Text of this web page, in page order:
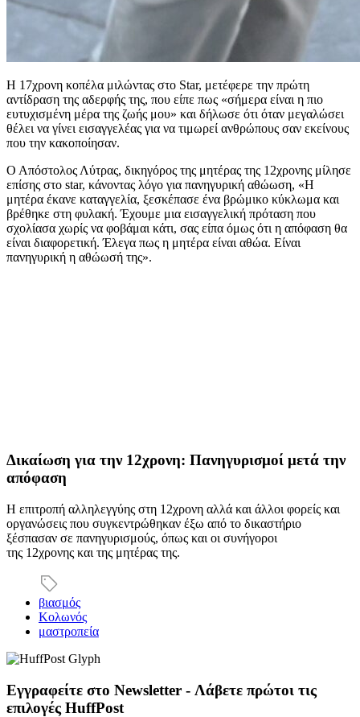
Η 17χρονη κοπέλα μιλώντας στο Star, μετέφερε την πρώτη
αντίδραση της αδερφής της, που είπε πως «σήμερα είναι η πιο
ευτυχισμένη μέρα της ζωής μου» και δήλωσε ότι όταν μεγαλώσει
θέλει να γίνει εισαγγελέας για να τιμωρεί ανθρώπους σαν εκείνους
που την κακοποίησαν.
Ο Απόστολος Λύτρας, δικηγόρος της μητέρας της 12χρονης μίλησε
επίσης στο star, κάνοντας λόγο για πανηγυρική αθώωση, «Η
μητέρα έκανε καταγγελία, ξεσκέπασε ένα βρώμικο κύκλωμα και
βρέθηκε στη φυλακή. Έχουμε μια εισαγγελική πρόταση που
σχολίασα χωρίς να φοβάμαι κάτι, σας είπα όμως ότι η απόφαση θα
είναι διαφορετική. Έλεγα πως η μητέρα είναι αθώα. Είναι
πανηγυρική η αθώωσή της».
Δικαίωση για την 12χρονη: Πανηγυρισμοί μετά την
απόφαση
Η επιτροπή αλληλεγγύης στη 12χρονη αλλά και άλλοι φορείς και
οργανώσεις που συγκεντρώθηκαν έξω από το δικαστήριο
ξέσπασαν σε πανηγυρισμούς, όπως και οι συνήγοροι
της 12χρονης και της μητέρας της.
βιασμός
Κολωνός
μαστροπεία
Εγγραφείτε στο Newsletter - Λάβετε πρώτοι τις
επιλογές HuffPost